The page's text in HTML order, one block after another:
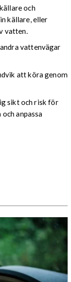
och
källare, eller
vatten.
vattenvägar
att köra genom
sikt och risk för
anpassa